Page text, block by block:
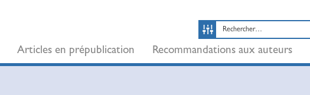
Articles en prépublication Recommandations aux auteurs